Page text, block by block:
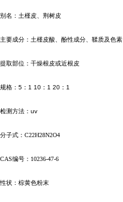
别名：土槿皮、荆树皮
主要成分：土槿皮酸、酚性成分、鞣质及色素
提取部位：干燥根皮或近根皮
规格： 5 ： 1 10 ： 1 20 ： 1
检测方法： uv
分子式：C22H28N2O4
CAS编号：10236-47-6
性状：棕黄色粉末